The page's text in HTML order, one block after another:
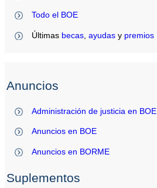
Todo el BOE
Últimas becas ,ayudas y premios
Anuncios
Administración de justicia en BOE
Anuncios en BOE
Anuncios en BORME
Suplementos